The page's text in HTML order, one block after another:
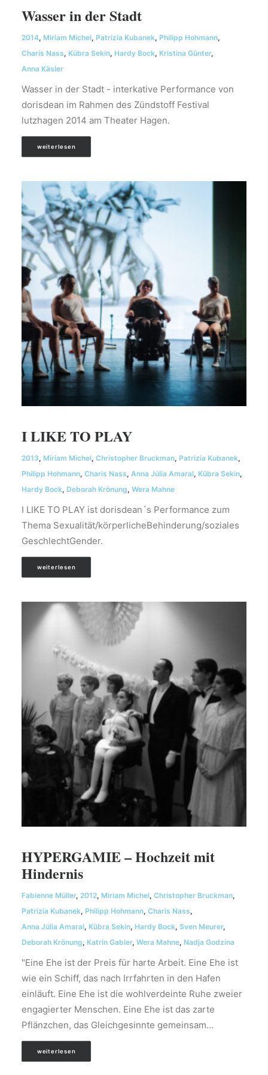
Wasser in der Stadt
2014, Miriam Michel, Patrizia Kubanek, Philipp Hohmann,
Charis Nass, Kübra Sekin, Hardy Bock, Kristina Günter,
Anna Käsler
Wasser in der Stadt - interkative Performance von
dorisdean im Rahmen des Zündstoff Festival
lutzhagen 2014 am Theater Hagen.
weiterlesen
I LIKE TO PLAY
2013, Miriam Michel, Christopher Bruckman, Patrizia Kubanek,
Philipp Hohmann, Charis Nass, Anna Júlia Amaral, Kübra Sekin,
Hardy Bock, Deborah Krönung, Wera Mahne
I LIKE TO PLAY ist dorisdean´s Performance zum
Thema Sexualität/körperlicheBehinderung/soziales
GeschlechtGender.
weiterlesen
HYPERGAMIE – Hochzeit mit
Hindernis
Fabienne Müller, 2012, Miriam Michel, Christopher Bruckman,
Patrizia Kubanek, Philipp Hohmann, Charis Nass,
Anna Júlia Amaral, Kübra Sekin, Hardy Bock, Sven Meurer,
Deborah Krönung, Katrin Gabler, Wera Mahne, Nadja Godzina
"Eine Ehe ist der Preis für harte Arbeit. Eine Ehe ist
wie ein Schiff, das nach Irrfahrten in den Hafen
einläuft. Eine Ehe ist die wohlverdeinte Ruhe zweier
engagierter Menschen. Eine Ehe ist das zarte
Pflänzchen, das Gleichgesinnte gemeinsam…
weiterlesen